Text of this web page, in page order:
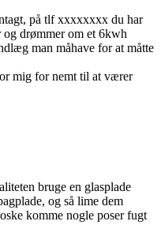
på tlf xxxxxxxx du har
og drømmer om et 6kwh
man måhave for at måtte
mig for nemt til at værer
bruge en glasplade
og så lime dem
komme nogle poser fugt